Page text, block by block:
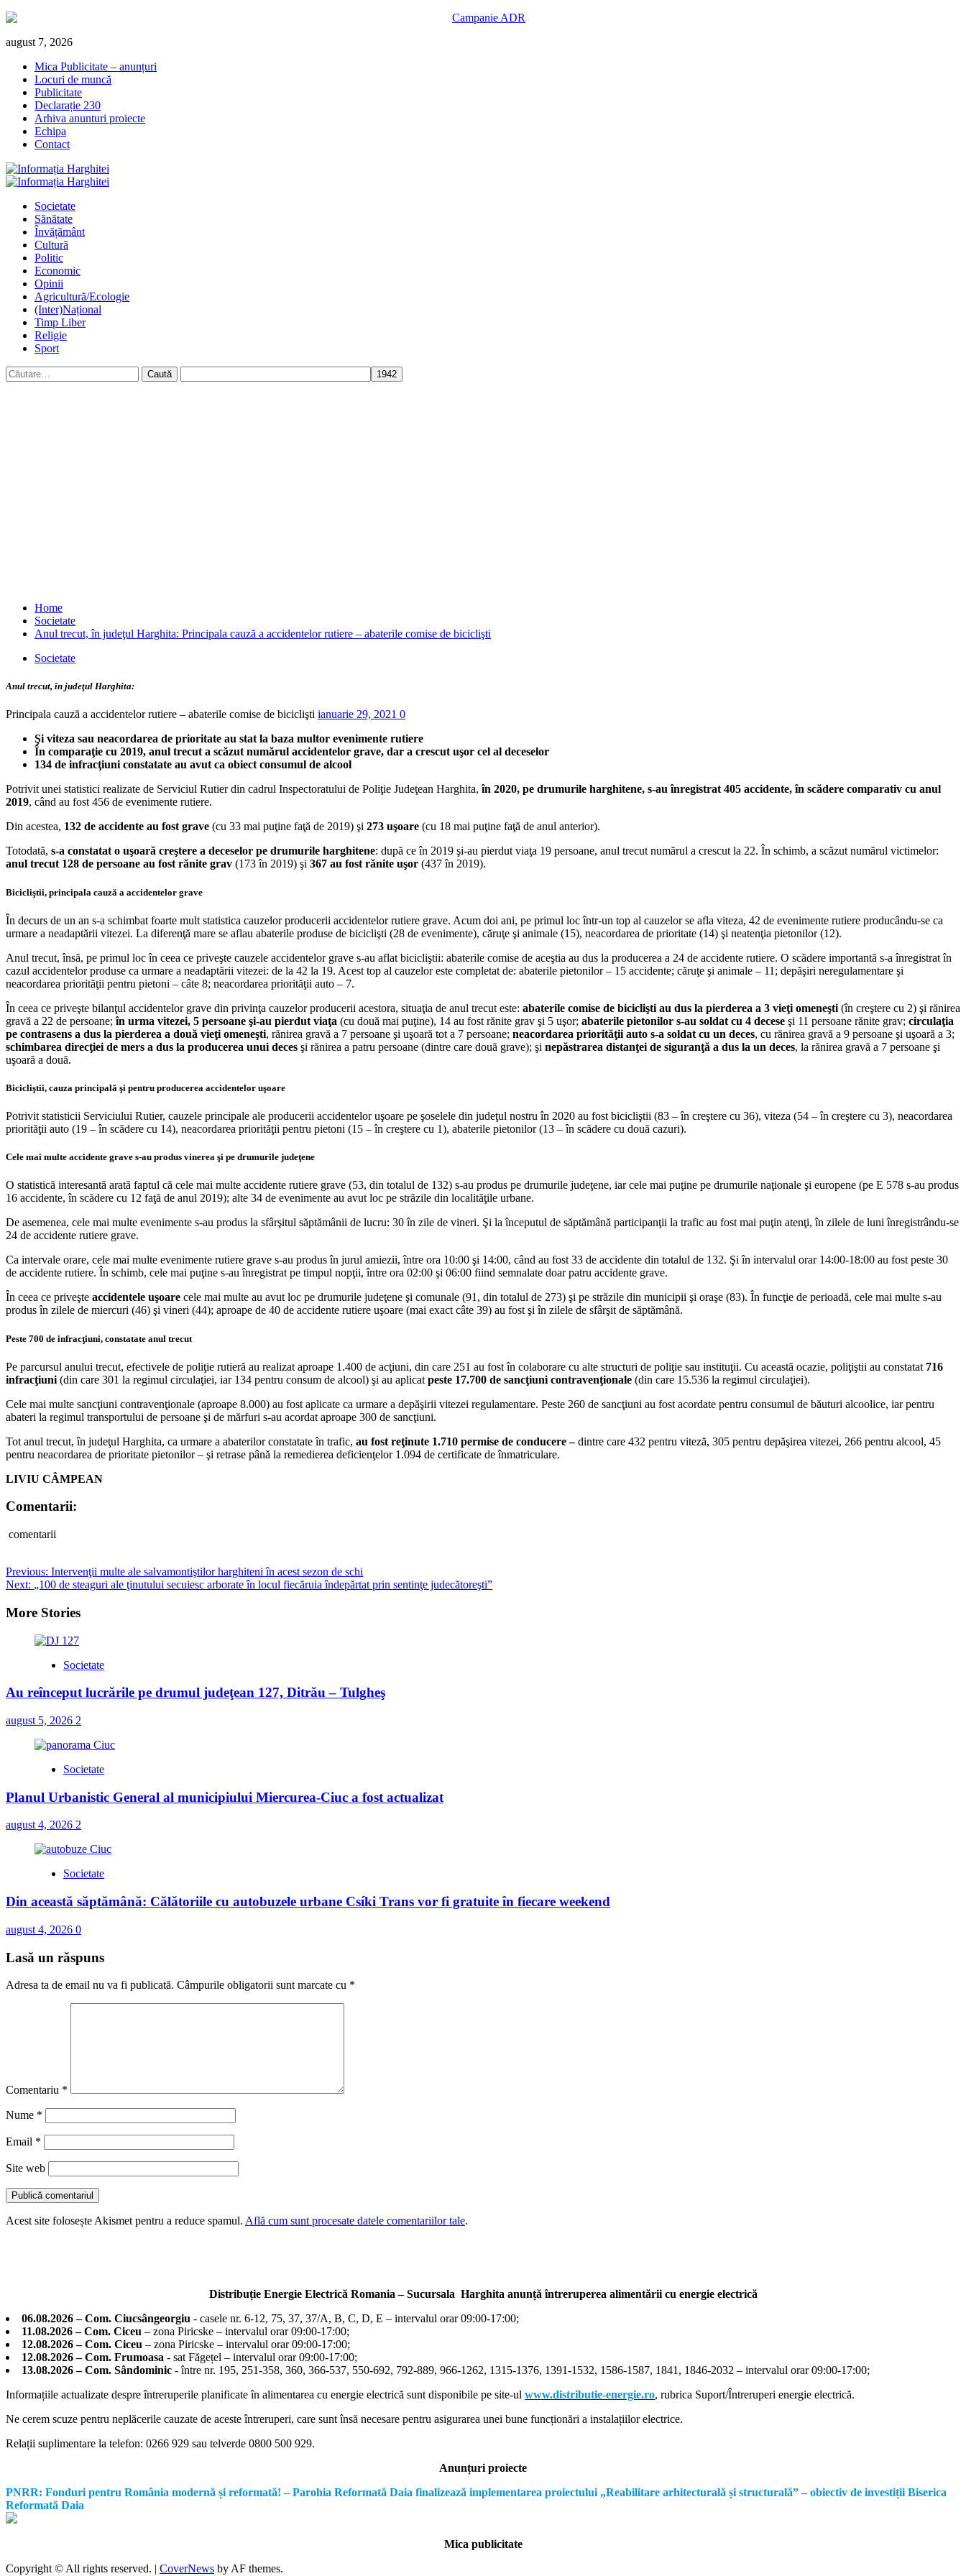
Skip
content
august 7, 2026
Mica Publicitate – anunțuri
Locuri de muncă
Publicitate
Declarație 230
Arhiva anunturi proiecte
Echipa
Contact
Primary
Societate
Sănătate
Învățământ
Cultură
Politic
Economic
Opinii
Agricultură/Ecologie
(Inter)Național
Timp Liber
Religie
Sport
Caută
după:
Home
Societate
Anul trecut, în judeţul Harghita: Principala cauză a accidentelor rutiere – abaterile comise de biciclişti
Societate
Anul trecut, în judeţul Harghita:
Principala cauză a accidentelor rutiere – abaterile comise de biciclişti ianuarie 29, 2021 0
Şi viteza sau neacordarea de prioritate au stat la baza multor evenimente rutiere
În comparaţie cu 2019, anul trecut a scăzut numărul accidentelor grave, dar a crescut uşor cel al deceselor
134 de infracţiuni constatate au avut ca obiect consumul de alcool
Potrivit unei statistici realizate de Serviciul Rutier din cadrul Inspectoratului de Poliţie Judeţean Harghita,în 2020, pe drumurile harghitene, s-au înregistrat 405 accidente, în scădere comparativ cu anul
2019, când au fost 456 de evenimente rutiere.
Din acestea, 132 de accidente au fost grave (cu 33 mai puţine faţă de 2019) şi 273 uşoare (cu 18 mai puţine faţă de anul anterior).
Totodată, s-a constatat o uşoară creştere a deceselor pe drumurile harghitene: după ce în 2019 şi-au pierdut viaţa 19 persoane, anul trecut numărul a crescut la 22. În schimb, a scăzut numărul victimelor:
anul trecut 128 de persoane au fost rănite grav (173 în 2019) şi 367 au fost rănite uşor (437 în 2019).
Bicicliştii, principala cauză a accidentelor grave
În decurs de un an s-a schimbat foarte mult statistica cauzelor producerii accidentelor rutiere grave. Acum doi ani, pe primul loc într-un top al cauzelor se afla viteza, 42 de evenimente rutiere producându-se ca
urmare a neadaptării vitezei. La diferenţă mare se aflau abaterile produse de biciclişti (28 de evenimente), căruţe şi animale (15), neacordarea de prioritate (14) şi neatenţia pietonilor (12).
Anul trecut, însă, pe primul loc în ceea ce priveşte cauzele accidentelor grave s-au aflat bicicliştii: abaterile comise de aceştia au dus la producerea a 24 de accidente rutiere. O scădere importantă s-a înregistrat în
cazul accidentelor produse ca urmare a neadaptării vitezei: de la 42 la 19. Acest top al cauzelor este completat de: abaterile pietonilor – 15 accidente; căruţe şi animale – 11; depăşiri neregulamentare şi
neacordarea priorităţii pentru pietoni – câte 8; neacordarea priorităţii auto – 7.
În ceea ce priveşte bilanţul accidentelor grave din privinţa cauzelor producerii acestora, situaţia de anul trecut este: abaterile comise de biciclişti au dus la pierderea a 3 vieţi omeneşti (în creştere cu 2) şi rănirea
gravă a 22 de persoane;în urma vitezei, 5 persoane şi-au pierdut viaţa (cu două mai puţine), 14 au fost rănite grav şi 5 uşor; abaterile pietonilor s-au soldat cu 4 decese şi 11 persoane rănite grav; circulaţia
pe contrasens a dus la pierderea a două vieţi omeneşti, rănirea gravă a 7 persoane şi uşoară tot a 7 persoane; neacordarea priorităţii auto s-a soldat cu un deces, cu rănirea gravă a 9 persoane şi uşoară a 3;
schimbarea direcţiei de mers a dus la producerea unui deces şi rănirea a patru persoane (dintre care două grave); şi nepăstrarea distanţei de siguranţă a dus la un deces, la rănirea gravă a 7 persoane şi
uşoară a două.
Bicicliştii, cauza principală şi pentru producerea accidentelor uşoare
Potrivit statisticii Serviciului Rutier, cauzele principale ale producerii accidentelor uşoare pe şoselele din judeţul nostru în 2020 au fost bicicliştii (83 – în creştere cu 36), viteza (54 – în creştere cu 3), neacordarea
priorităţii auto (19 – în scădere cu 14), neacordarea priorităţii pentru pietoni (15 – în creştere cu 1), abaterile pietonilor (13 – în scădere cu două cazuri).
Cele mai multe accidente grave s-au produs vinerea şi pe drumurile judeţene
O statistică interesantă arată faptul că cele mai multe accidente rutiere grave (53, din totalul de 132) s-au produs pe drumurile judeţene, iar cele mai puţine pe drumurile naţionale şi europene (pe E 578 s-au produs
16 accidente, în scădere cu 12 faţă de anul 2019); alte 34 de evenimente au avut loc pe străzile din localităţile urbane.
De asemenea, cele mai multe evenimente s-au produs la sfârşitul săptămânii de lucru: 30 în zile de vineri. Şi la începutul de săptămână participanţii la trafic au fost mai puţin atenţi, în zilele de luni înregistrându-se
24 de accidente rutiere grave.
Ca intervale orare, cele mai multe evenimente rutiere grave s-au produs în jurul amiezii, între ora 10:00 şi 14:00, când au fost 33 de accidente din totalul de 132. Şi în intervalul orar 14:00-18:00 au fost peste 30
de accidente rutiere. În schimb, cele mai puţine s-au înregistrat pe timpul nopţii, între ora 02:00 şi 06:00 fiind semnalate doar patru accidente grave.
În ceea ce priveşte accidentele uşoare cele mai multe au avut loc pe drumurile judeţene şi comunale (91, din totalul de 273) şi pe străzile din municipii şi oraşe (83). În funcţie de perioadă, cele mai multe s-au
produs în zilele de miercuri (46) şi vineri (44); aproape de 40 de accidente rutiere uşoare (mai exact câte 39) au fost şi în zilele de sfârşit de săptămână.
Peste 700 de infracţiuni, constatate anul trecut
Pe parcursul anului trecut, efectivele de poliţie rutieră au realizat aproape 1.400 de acţiuni, din care 251 au fost în colaborare cu alte structuri de poliţie sau instituţii. Cu această ocazie, poliţiştii au constatat 716
infracţiuni (din care 301 la regimul circulaţiei, iar 134 pentru consum de alcool) şi au aplicat peste 17.700 de sancţiuni contravenţionale (din care 15.536 la regimul circulaţiei).
Cele mai multe sancţiuni contravenţionale (aproape 8.000) au fost aplicate ca urmare a depăşirii vitezei regulamentare. Peste 260 de sancţiuni au fost acordate pentru consumul de băuturi alcoolice, iar pentru
abateri la regimul transportului de persoane şi de mărfuri s-au acordat aproape 300 de sancţiuni.
Tot anul trecut, în judeţul Harghita, ca urmare a abaterilor constatate în trafic, au fost reţinute 1.710 permise de conducere –dintre care 432 pentru viteză, 305 pentru depăşirea vitezei, 266 pentru alcool, 45
pentru neacordarea de prioritate pietonilor – şi retrase până la remedierea deficienţelor 1.094 de certificate de înmatriculare.
LIVIU CÂMPEAN
Comentarii:
comentarii
Post
navigation
Previous: Intervenţii multe ale salvamontiştilor harghiteni în acest sezon de schi
Next: „100 de steaguri ale ţinutului secuiesc arborate în locul fiecăruia îndepărtat prin sentinţe judecătoreşti”
More Stories
Societate
Au reînceput lucrările pe drumul judeţean 127, Ditrău – Tulgheş
august 5, 2026 2
Societate
Planul Urbanistic General al municipiului Miercurea-Ciuc a fost actualizat
august 4, 2026 2
Societate
Din această săptămână: Călătoriile cu autobuzele urbane Csíki Trans vor fi gratuite în fiecare weekend
august 4, 2026 0
Lasă un răspuns
Adresa ta de email nu va fi publicată. Câmpurile obligatorii sunt marcate cu *
Comentariu *
Nume *
Email *
Site web
Acest site folosește Akismet pentru a reduce spamul. Află cum sunt procesate datele comentariilor tale.
Distribuție Energie Electrică Romania – Sucursala Harghita anunță întreruperea alimentării cu energie electrică
06.08.2026 – Com. Ciucsângeorgiu - casele nr. 6-12, 75, 37, 37/A, B, C, D, E – intervalul orar 09:00-17:00;
11.08.2026 – Com. Ciceu – zona Piricske – intervalul orar 09:00-17:00;
12.08.2026 – Com. Ciceu – zona Piricske – intervalul orar 09:00-17:00;
12.08.2026 – Com. Frumoasa - sat Făgețel – intervalul orar 09:00-17:00;
13.08.2026 – Com. Sândominic - între nr. 195, 251-358, 360, 366-537, 550-692, 792-889, 966-1262, 1315-1376, 1391-1532, 1586-1587, 1841, 1846-2032 – intervalul orar 09:00-17:00;
Informațiile actualizate despre întreruperile planificate în alimentarea cu energie electrică sunt disponibile pe site-ul www.distributie-energie.ro, rubrica Suport/Întreruperi energie electrică.
Ne cerem scuze pentru neplăcerile cauzate de aceste întreruperi, care sunt însă necesare pentru asigurarea unei bune funcționări a instalațiilor electrice.
Relații suplimentare la telefon: 0266 929 sau telverde 0800 500 929.
Anunțuri proiecte
PNRR: Fonduri pentru România modernă și reformată! – Parohia Reformată Daia finalizează implementarea proiectului „Reabilitare arhitecturală și structurală” – obiectiv de investiții Biserica
Reformată Daia
Mica publicitate
Copyright © All rights reserved. | CoverNews by AF themes.